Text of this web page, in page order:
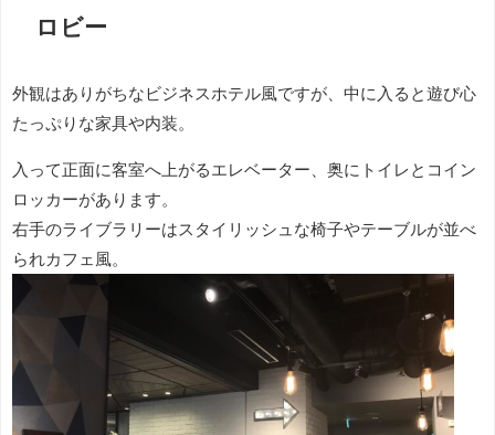
ロビー
外観はありがちなビジネスホテル風ですが、中に入ると遊び心
たっぷりな家具や内装。
入って正面に客室へ上がるエレベーター、奥にトイレとコイン
ロッカーがあります。
右手のライブラリーはスタイリッシュな椅子やテーブルが並べ
られカフェ風。